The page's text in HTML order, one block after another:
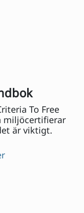
To Free
miljöcertifierar
är viktigt.